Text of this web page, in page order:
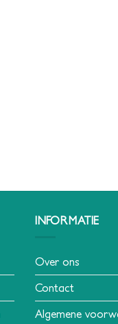
INFORMATIE
Over ons
Contact
Algemene